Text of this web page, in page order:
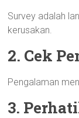
Survey adalah
kerusakan.
2. Cek
Pengalaman
3.